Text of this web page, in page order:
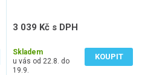
3 039 Kč s DPH
Skladem
u vás od 22.8. do
19.9.
KOUPIT